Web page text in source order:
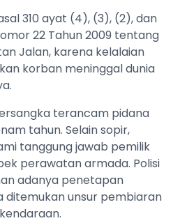
310 ayat (4), (3), (2), dan
22 Tahun 2009 tentang
Jalan, karena kelalaian
korban meninggal dunia
terancam pidana
tahun. Selain sopir,
tanggung jawab pemilik
perawatan armada. Polisi
adanya penetapan
ditemukan unsur pembiaran